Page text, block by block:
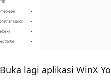
Buka lagi aplikasi WinX